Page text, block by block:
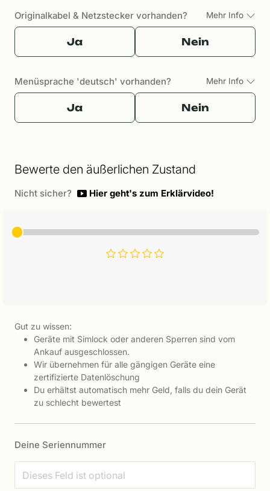
Originalkabel & Netzstecker vorhanden? Mehr Info
Ja Nein
Menüsprache 'deutsch' vorhanden? Mehr Info
Ja Nein
Bewerte den äußerlichen Zustand
Nicht sicher? Hier geht's zum Erklärvideo!
Gut zu wissen:
Geräte mit Simlock oder anderen Sperren sind vom
Ankauf ausgeschlossen.
Wir übernehmen für alle gängigen Geräte eine
zertifizierte Datenlöschung
Du erhältst automatisch mehr Geld, falls du dein Gerät
zu schlecht bewertest
Deine Seriennummer